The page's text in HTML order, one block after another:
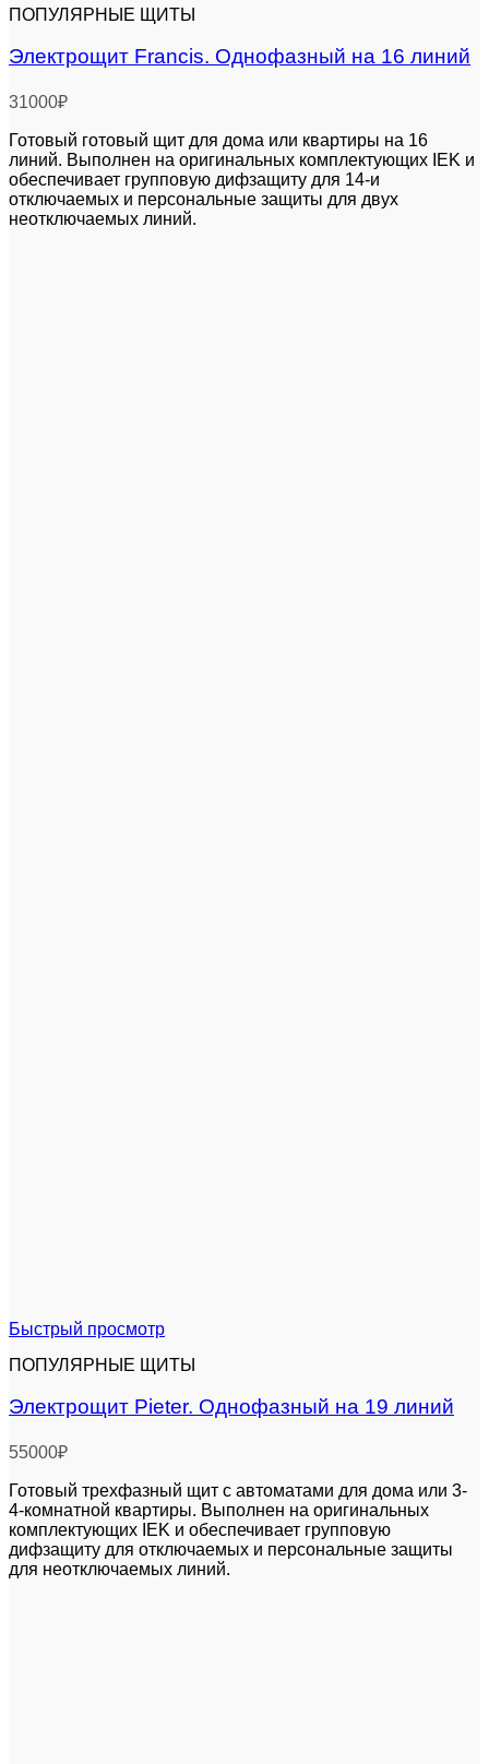
ПОПУЛЯРНЫЕ ЩИТЫ
Электрощит Francis. Однофазный на 16 линий
31000₽
Готовый готовый щит для дома или квартиры на 16
линий. Выполнен на оригинальных комплектующих IEK и
обеспечивает групповую дифзащиту для 14-и
отключаемых и персональные защиты для двух
неотключаемых линий.
Быстрый просмотр
ПОПУЛЯРНЫЕ ЩИТЫ
Электрощит Pieter. Однофазный на 19 линий
55000₽
Готовый трехфазный щит с автоматами для дома или 3-
4-комнатной квартиры. Выполнен на оригинальных
комплектующих IEK и обеспечивает групповую
дифзащиту для отключаемых и персональные защиты
для неотключаемых линий.